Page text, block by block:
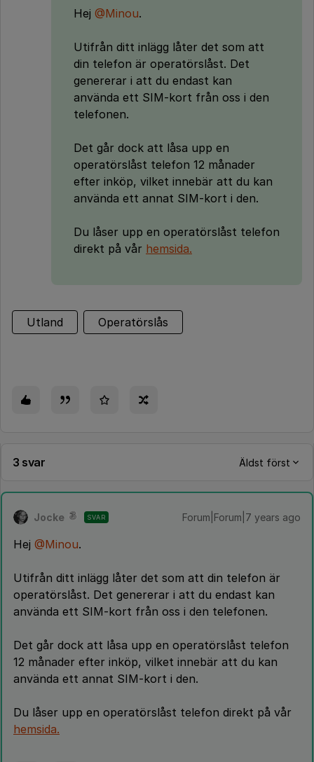
Hej @Minou.
Utifrån ditt inlägg låter det som att
din telefon är operatörslåst. Det
genererar i att du endast kan
använda ett SIM-kort från oss i den
telefonen.
Det går dock att låsa upp en
operatörslåst telefon 12 månader
efter inköp, vilket innebär att du kan
använda ett annat SIM-kort i den.
Du låser upp en operatörslåst telefon
direkt på vår hemsida.
Utland Operatörslås
3 svar Äldst först
Jocke SVAR Forum|Forum|7 years ago
Hej @Minou.
Utifrån ditt inlägg låter det som att din telefon är
operatörslåst. Det genererar i att du endast kan
använda ett SIM-kort från oss i den telefonen.
Det går dock att låsa upp en operatörslåst telefon
12 månader efter inköp, vilket innebär att du kan
använda ett annat SIM-kort i den.
Du låser upp en operatörslåst telefon direkt på vår
hemsida.